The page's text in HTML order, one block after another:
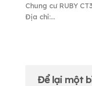
Chung cư RUBY
Địa chỉ:...
Để lại một